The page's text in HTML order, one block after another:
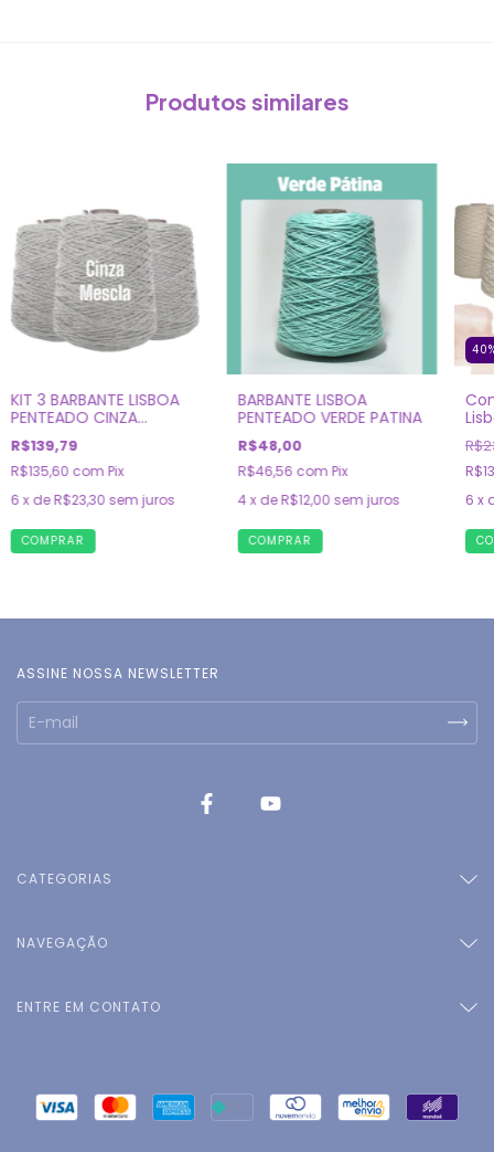
Produtos similares
KIT 3 BARBANTE LISBOA
PENTEADO CINZA
MESCLA
R$139,79
R$135,60 com Pix
6 x deR$23,30 sem juros
BARBANTE LISBOA
PENTEADO VERDE PATINA
R$48,00
R$46,56 com Pix
4 x deR$12,00 sem juros
40
6 x
ASSINE NOSSA NEWSLETTER
CATEGORIAS
NAVEGAÇÃO
ENTRE EM CONTATO